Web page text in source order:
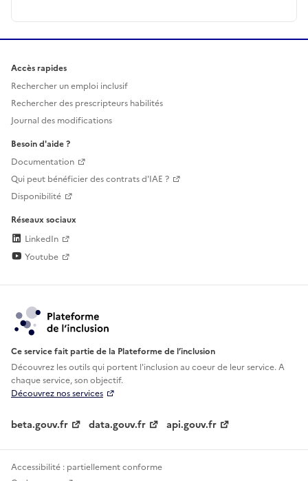
Accès rapides
Rechercher un emploi inclusif
Rechercher des prescripteurs habilités
Journal des modifications
Besoin d'aide ?
Documentation
Qui peut bénéficier des contrats d'IAE ?
Disponibilité
Réseaux sociaux
LinkedIn
Youtube
Ce service fait partie de la Plateforme de l’inclusion
Découvrez les outils qui portent l'inclusion aucoeur de leur service. A
chaque service, son objectif.
Découvrez nos services
beta.gouv.fr data.gouv.fr api.gouv.fr
Accessibilité : partiellement conforme